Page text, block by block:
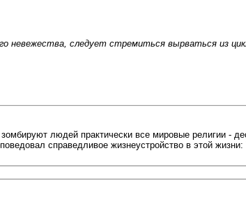
невежества, следует стремиться вырваться из
людей практически все мировые религии -
справедливое жизнеустройство в этой